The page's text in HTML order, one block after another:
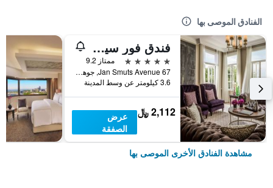
الفنادق الموصى بها
فندق فور سيزونز ذا وستكليف
5 نجوم
ممتاز 9.2
67 Jan Smuts Avenue, جوهانسبرغ, محافظة غاوتينج, جنوب أفريقيا
3.6 كيلومتر عن وسط المدينة
2,112 ﷼
عرض
الصفقة
مشاهدة الفنادق الأخرى الموصى بها